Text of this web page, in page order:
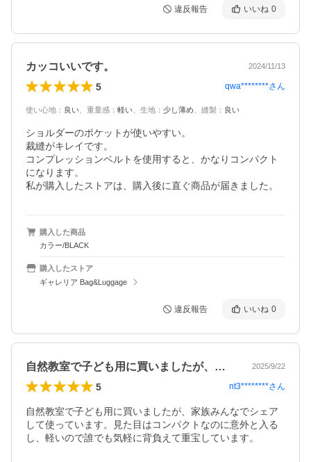
違反報告 いいね 0
カッコいいです。 2024/11/13
5 qwa********さん
使い心地 ： 良い 重量感 ： 軽い 生地 ： 少し薄め 縫製 ： 良い
ショルダーのポケットが使いやすい。
裁縫がキレイです。
コンプレッションベルトを使用すると、かなりコンパクト
になります。
私が購入したストアは、購入後に直ぐ商品が届きました。
購入した商品
カラー/BLACK
購入したストア
ギャレリア Bag&Luggage
違反報告 いいね 0
自然教室で子ども用に買いましたが、家族… 2025/9/22
5 nt3********さん
自然教室で子ども用に買いましたが、家族みんなでシェア
して使っています。見た目はコンパクトなのに意外と入る
し、軽いので誰でも気軽に背負えて重宝しています。